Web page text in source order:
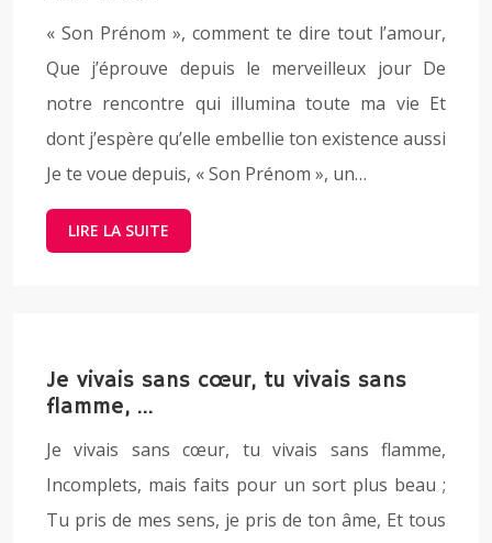
« Son Prénom », comment te dire tout l’amour,
Que j’éprouve depuis le merveilleux jour De
notre rencontre qui illumina toute ma vie Et
dont j’espère qu’elle embellie ton existence aussi
Je te voue depuis, « Son Prénom », un…
LIRE LA SUITE
Je vivais sans cœur, tu vivais sans
flamme, …
Je vivais sans cœur, tu vivais sans flamme,
Incomplets, mais faits pour un sort plus beau ;
Tu pris de mes sens, je pris de ton âme, Et tous